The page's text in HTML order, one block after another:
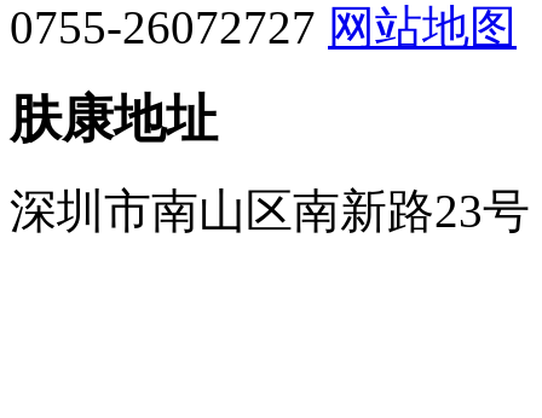
0755-26072727 网站地图
肤康地址
深圳市南山区南新路23